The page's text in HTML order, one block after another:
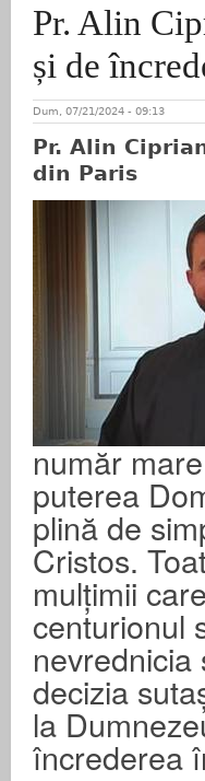
Pr. Alin
și de
Dum, 07/21/2024 - 09:13
Pr. Alin
din Paris
număr
puterea
plină de
Cristos.
mulțimii
centurionul
decizia
la
încrederea